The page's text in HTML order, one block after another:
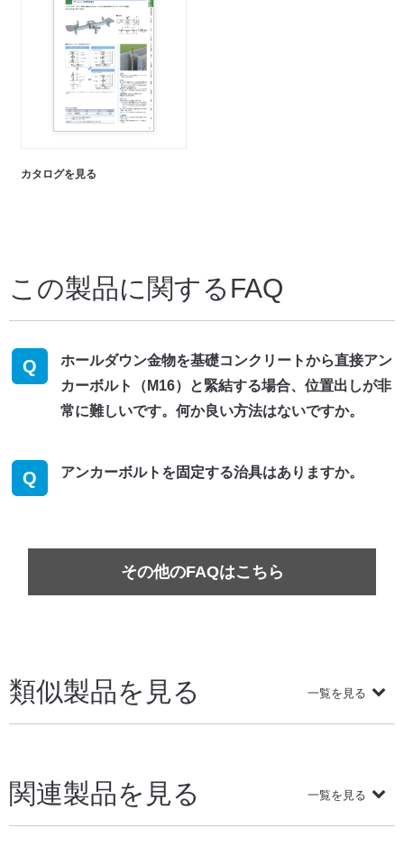
カタログを見る
この製品に関するFAQ
Q
ホールダウン金物を基礎コンクリートから直接アン
カーボルト（M16）と緊結する場合、位置出しが非
常に難しいです。何か良い方法はないですか。
Q アンカーボルトを固定する治具はありますか。
その他のFAQはこちら
類似製品を見る 一覧を見る
関連製品を見る 一覧を見る